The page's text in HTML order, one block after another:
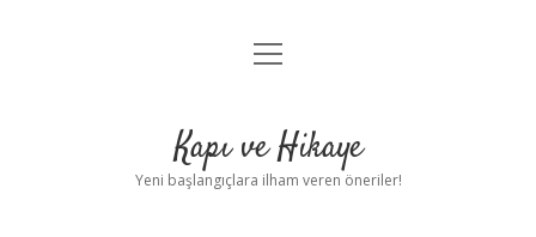
Anasayfa
Yasal Uyarı
menüyü
Kapı ve Hikaye
Yeni başlangıçlara ilham veren öneriler!